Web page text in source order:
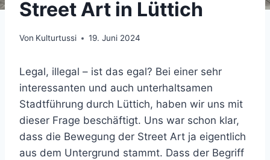
Street Art in Lüttich
Von Kulturtussi 19. Juni 2024
Legal, illegal – ist das egal? Bei einer sehr
interessanten und auch unterhaltsamen
Stadtführung durch Lüttich, haben wir uns mit
dieser Frage beschäftigt. Uns war schon klar,
dass die Bewegung der Street Art ja eigentlich
aus dem Untergrund stammt. Dass der Begriff